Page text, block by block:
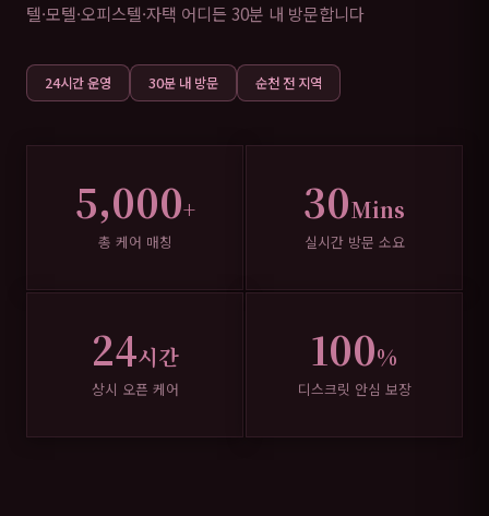
텔·모텔·오피스텔·자택 어디든 30분 내 방문합니다
24시간 운영 30분 내 방문 순천 전 지역
5,000+
총 케어 매칭
30Mins
실시간 방문 소요
24시간
상시 오픈 케어
100%
디스크릿 안심 보장